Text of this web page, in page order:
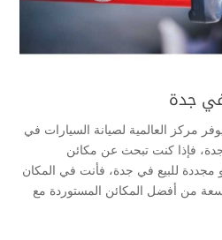
جدة
مركز العالمية لصيانة السيارات في
فإذا كنت تبحث عن مكائن
مجددة للبيع في جدة، فأنت في المكان
من أفضل المكائن المستوردة مع